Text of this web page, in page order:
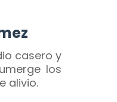
casero y
los
alivio.